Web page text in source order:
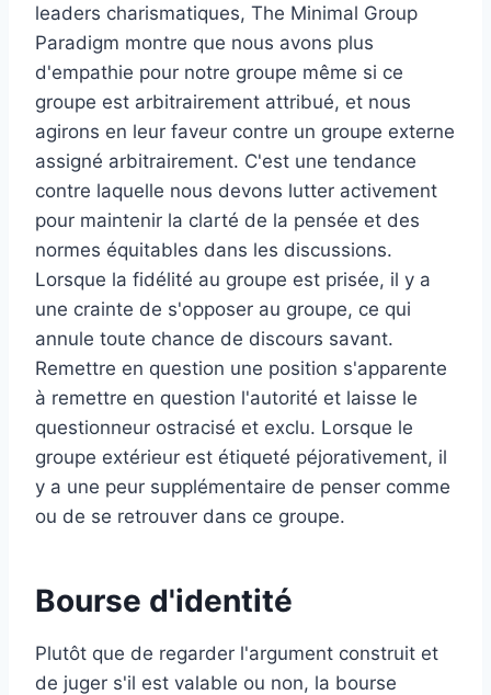
leaders charismatiques, The Minimal Group
Paradigm montre que nous avons plus
d'empathie pour notre groupe même si ce
groupe est arbitrairement attribué, et nous
agirons en leur faveur contre un groupe externe
assigné arbitrairement. C'est une tendance
contre laquelle nous devons lutter activement
pour maintenir la clarté de la pensée et des
normes équitables dans les discussions.
Lorsque la fidélité au groupe est prisée, il y a
une crainte de s'opposer au groupe, ce qui
annule toute chance de discours savant.
Remettre en question une position s'apparente
à remettre en question l'autorité et laisse le
questionneur ostracisé et exclu. Lorsque le
groupe extérieur est étiqueté péjorativement, il
y a une peur supplémentaire de penser comme
ou de se retrouver dans ce groupe.
Bourse d'identité
Plutôt que de regarder l'argument construit et
de juger s'il est valable ou non, la bourse